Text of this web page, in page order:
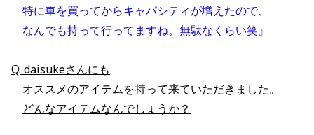
特に車を買ってからキャパシティが増えたので、
なんでも持って行ってますね。無駄なくらい笑』
Q. daisukeさんにも
オススメのアイテムを持って来ていただきました。
どんなアイテムなんでしょうか？